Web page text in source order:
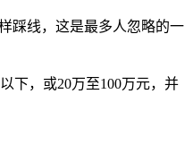
踩线，这是最多人忽略的一
下，或20万至100万元，并